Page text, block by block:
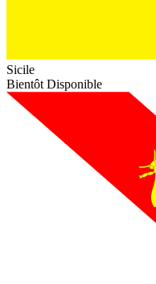
Sicile
Bientôt Disponible